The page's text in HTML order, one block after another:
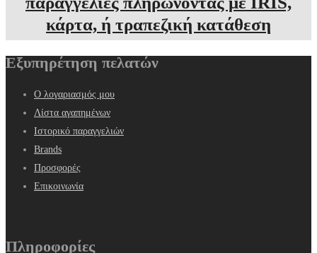
κάρτα, ή τραπεζική κατάθεση
Εξυπηρέτηση πελατών
Ο λογαριασμός μου
Λίστα αγαπημένων
Ιστορικό παραγγελιών
Brands
Προσφορές
Επικοινωνία
Πληροφορίες